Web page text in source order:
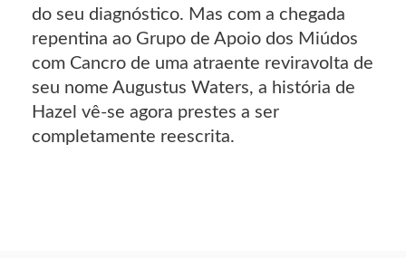
do seu diagnóstico. Mas com a chegada
repentina ao Grupo de Apoio dos Miúdos
com Cancro de uma atraente reviravolta de
seu nome Augustus Waters, a história de
Hazel vê-se agora prestes a ser
completamente reescrita.